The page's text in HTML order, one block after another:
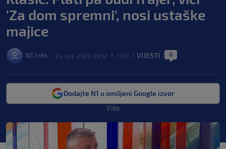
'Za dom spremni', nosi ustaške
majice
N1 Info 24. kol. 2021. 09:12 > 11:21 VIJESTI 0
Dodajte N1 u omiljeni Google izvor
Više